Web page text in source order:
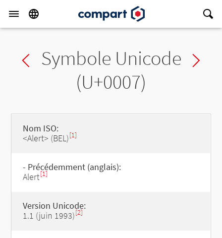
Previous char
Symbole Unicode
(U+0007)
Nom ISO:
<Alert> (BEL)[1]
- Précédemment (anglais):
Alert[1]
Version Unicode:
1.1 (juin 1993)[2]